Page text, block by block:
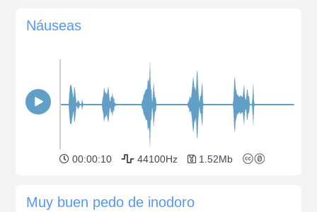
Náuseas
00:00:10 44100Hz 1.52Mb
Muy buen pedo de inodoro